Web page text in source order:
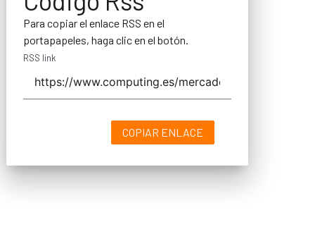
Para copiar el enlace RSS en el
portapapeles, haga clic en el botón.
RSS link
COPIAR ENLACE